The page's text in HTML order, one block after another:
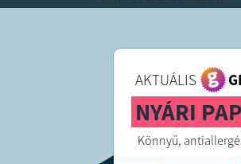
AKTUÁLIS
NYÁRI
Könnyű,